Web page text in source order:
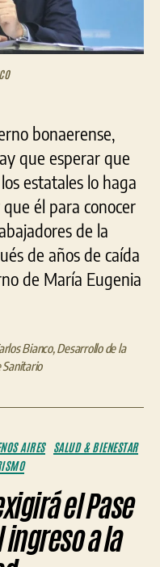
bonaerense,
que esperar que
estatales lo haga
él para conocer
de la
de años de caída
de María Eugenia
Bianco,Desarrollo de la
Sanitario
AIRES
SALUD & BIENESTAR
el Pase
a la